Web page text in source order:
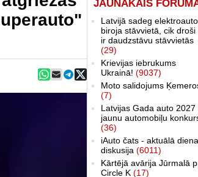
JAUNĀKAIS
Latvijā sadeg elektroauto
biroja stāvvietā, cik droši
ir daudzstāvu stāvvietās
(29)
Krievijas iebrukums
Ukrainā! (9037)
Moto salidojums
(7)
Latvijas Gada auto 2027
jaunu automobiļu
(36)
iAuto čats - aktuālā
diskusija (6011)
Kārtējā avārija Jūrmalā
Circle K (17)